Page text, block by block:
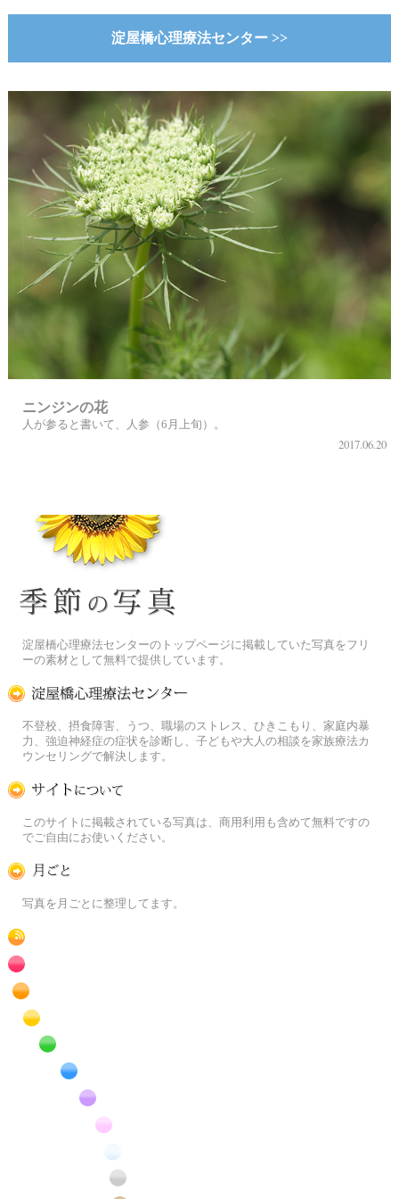
淀屋橋心理療法センター >>
ニンジンの花
人が参ると書いて、人参（6月上旬）。
2017.06.20
淀屋橋心理療法センターのトップページに掲載していた写真をフリ
ーの素材として無料で提供しています。
不登校、摂食障害、うつ、職場のストレス、ひきこもり、家庭内暴
力、強迫神経症の症状を診断し、子どもや大人の相談を家族療法カ
ウンセリングで解決します。
このサイトに掲載されている写真は、商用利用も含めて無料ですの
でご自由にお使いください。
写真を月ごとに整理してます。
RSS
赤色の花のフリー写真素材
橙色の花のフリー写真素材
黄色の花のフリー写真素材
緑色の花のフリー写真素材
青色の花のフリー写真素材
紫色の花のフリー写真素材
白色の花のフリー写真素材
昆虫のフリー写真素材